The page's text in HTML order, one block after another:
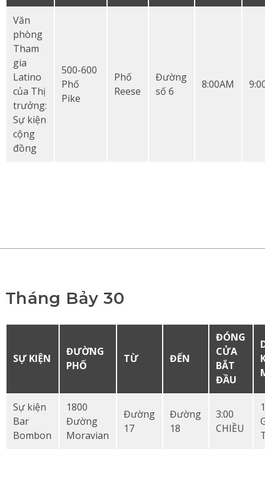
Văn
phòng
Tham
gia
Latino
của Thị
trưởng:
Sự kiện
cộng
đồng
500-600
Phố
Pike
Phố
Reese
Đường
số 6
8:00AM
Tháng Bảy 30
SỰ KIỆN
ĐƯỜNG
PHỐ
TỪ ĐẾN
ĐÓNG
CỬA
BẮT
ĐẦU
Sự kiện
Bar
Bombon
1800
Đường
Moravian
Đường
17
Đường
18
3:00
CHIỀU